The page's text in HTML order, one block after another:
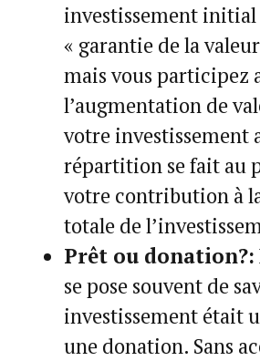
investissement initial
« garantie de la
mais vous participez
l’augmentation de
votre investissement
répartition se fait au
votre contribution à
totale de
Prêt ou donation?:
se pose souvent de
investissement était
une donation. Sans